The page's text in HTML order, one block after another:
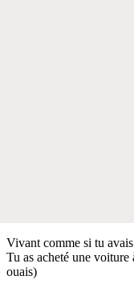
Vivant comme si tu
Tu as acheté une voiture
ouais)